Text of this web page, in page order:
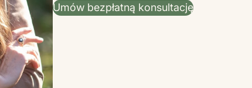
Umów bezpłatną konsultację